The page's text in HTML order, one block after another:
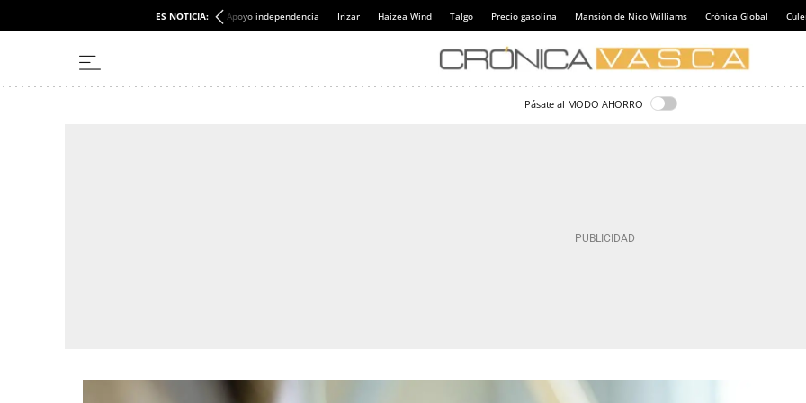
ES NOTICIA: Apoyo independencia Irizar Haizea Wind Talgo Precio gasolina Mansión de Nico Williams Crónica Global
Pásate al MODO AHORRO